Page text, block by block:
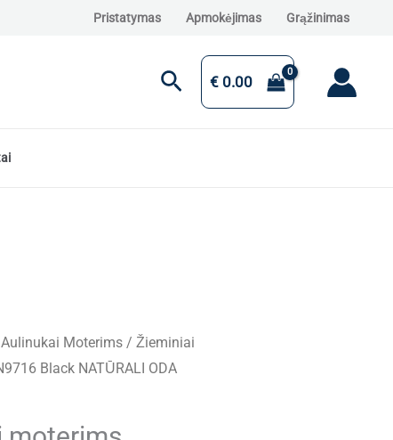
Pristatymas Apmokėjimas Grąžinimas
Paieška
€0.00
Aulinukai Moterims/ Žieminiai
Black NATŪRALI ODA